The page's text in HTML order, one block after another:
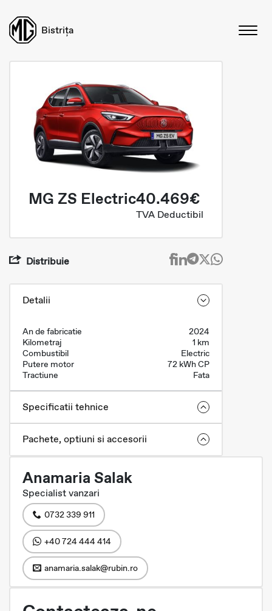
Bistrița
MG ZS Electric40.469€
TVA Deductibil
Distribuie
Detalii
An de fabricatie
2024
Kilometraj
1 km
Combustibil
Electric
Putere motor
72 kWh CP
Tractiune
Fata
Specificatii tehnice
Pachete, optiuni si accesorii
Anamaria Salak
Specialist vanzari
0732 339 911
+40 724 444 414
anamaria.salak@rubin.ro